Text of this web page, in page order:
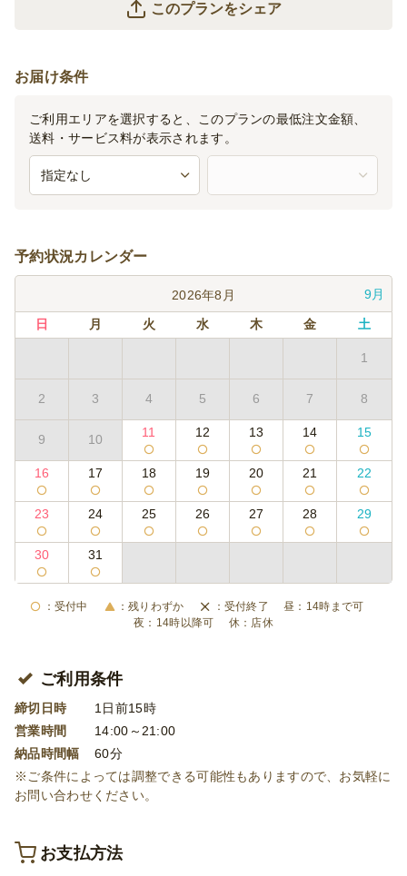
このプランをシェア
お届け条件
ご利用エリアを選択すると、このプランの最低注文金額、
送料・サービス料が表示されます。
予約状況カレンダー
2026年8月 9月
日 月 火 水 木 金 土
1
2 3 4 5 6 7 8
9 10 11 12 13 14 15
16 17 18 19 20 21 22
23 24 25 26 27 28 29
30 31
受付中 残りわずか 受付終了
14時まで可
14時以降可
店休
ご利用条件
締切日時
1日前15時
営業時間
14:00～21:00
納品時間幅
60分
※ご条件によっては調整できる可能性もありますので、お気軽に
お問い合わせください。
お支払方法